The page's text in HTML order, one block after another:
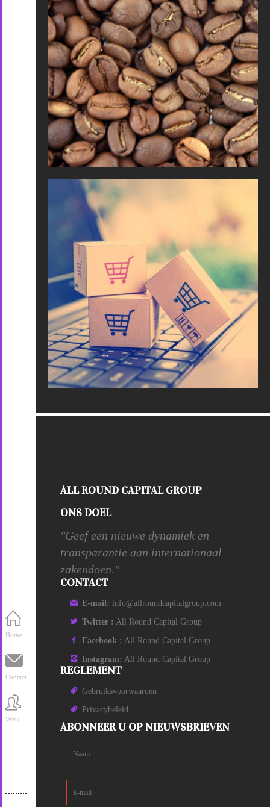
ALL ROUND CAPITAL GROUP
ONS DOEL
"Geef een nieuwe dynamiek en
transparantie aan internationaal
zakendoen."
CONTACT
E-mail: info@allroundcapitalgroup.com
Twitter : All Round Capital Group
Facebook : All Round Capital Group
Instagram: All Round Capital Group
REGLEMENT
Gebruiksvoorwaarden
Privacybeleid
ABONNEER U OP NIEUWSBRIEVEN
Home
Contact
Werk